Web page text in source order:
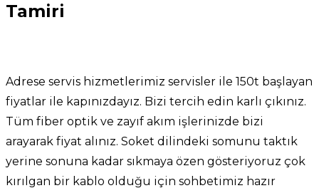
Tamiri
Adrese servis hizmetlerimiz servisler ile 150t başlayan
fiyatlar ile kapınızdayız. Bizi tercih edin karlı çıkınız.
Tüm fiber optik ve zayıf akım işlerinizde bizi
arayarak fiyat alınız. Soket dilindeki somunu taktık
yerine sonuna kadar sıkmaya özen gösteriyoruz çok
kırılgan bir kablo olduğu için sohbetimiz hazır